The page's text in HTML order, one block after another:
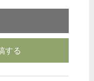
する